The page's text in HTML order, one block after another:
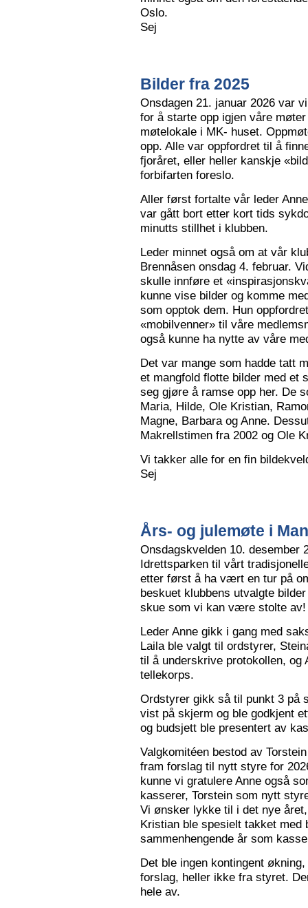
Oslo.
Sej
Bilder fra 2025
Onsdagen 21. januar 2026 var
for å starte opp igjen våre
møtelokale i MK- huset.
opp. Alle var oppfordret til å
fjoråret, eller heller kanskje
forbifarten foreslo.
Aller først fortalte vår leder
var gått bort etter kort tids
minutts stillhet i klubben.
Leder minnet også om at vår
Brennåsen onsdag 4. februar.
skulle innføre et
kunne vise bilder og komme
som opptok dem. Hun
«mobilvenner» til våre
også kunne ha nytte av våre
Det var mange som hadde tatt
et mangfold flotte bilder med et
seg gjøre å ramse opp her. De
Maria, Hilde, Ole Kristian,
Magne, Barbara og Anne.
Makrellstimen fra 2002 og Ole
Vi takker alle for en fin
Sej
Års- og julemøte i
Onsdagskvelden 10. desember
Idrettsparken til vårt
etter først å ha vært en tur på
beskuet klubbens utvalgte
skue som vi kan være stolte av!
Leder Anne gikk i gang med
Laila ble valgt til ordstyrer,
til å underskrive protokollen, og
tellekorps.
Ordstyrer gikk så til punkt 3 på
vist på skjerm og ble godkjent
og budsjett ble presentert av
Valgkomitéen bestod av
fram forslag til nytt styre for
kunne vi gratulere Anne også
kasserer, Torstein som nytt
Vi ønsker lykke til i det nye
Kristian ble spesielt takket med
sammenhengende år som
Det ble ingen kontingent
forslag, heller ikke fra styret.
hele av.